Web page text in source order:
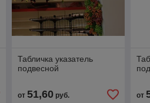
Табличка указатель
подвесной
от 51,60руб. от